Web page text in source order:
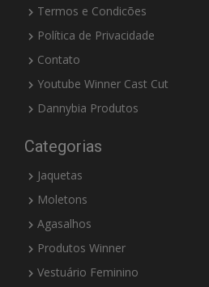
Termos e Condicões
Política de Privacidade
Contato
Youtube Winner Cast Cut
Dannybia Produtos
Categorias
Jaquetas
Moletons
Agasalhos
Produtos Winner
Vestuário Feminino